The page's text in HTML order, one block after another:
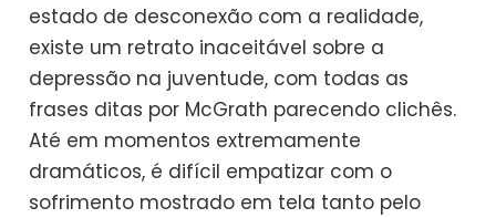
estado de desconexão com a realidade,
existe um retrato inaceitável sobre a
depressão na juventude, com todas as
frases ditas por McGrath parecendo clichês.
Até em momentos extremamente
dramáticos, é difícil empatizar com o
sofrimento mostrado em tela tanto pelo